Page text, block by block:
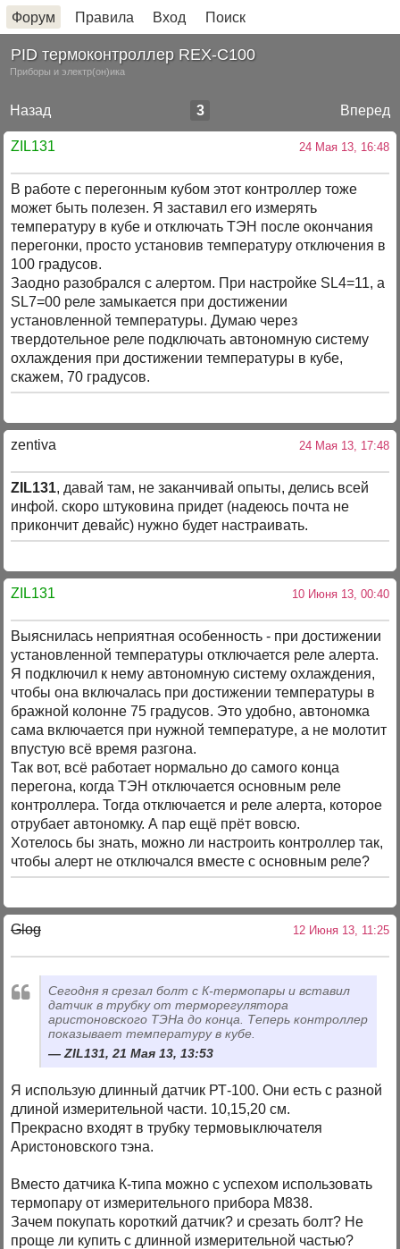
Форум Правила Вход Поиск
PID термоконтроллер REX-C100
Приборы и электр(он)ика
Назад Вперед
3
ZIL131 24 Мая 13, 16:48
В работе с перегонным кубом этот контроллер тоже
может быть полезен. Я заставил его измерять
температуру в кубе и отключать ТЭН после окончания
перегонки, просто установив температуру отключения в
100 градусов.
Заодно разобрался с алертом. При настройке SL4=11, а
SL7=00 реле замыкается при достижении
установленной температуры. Думаю через
твердотельное реле подключать автономную систему
охлаждения при достижении температуры в кубе,
скажем, 70 градусов.
zentiva 24 Мая 13, 17:48
ZIL131, давай там, не заканчивай опыты, делись всей
инфой. скоро штуковина придет (надеюсь почта не
прикончит девайс) нужно будет настраивать.
ZIL131 10 Июня 13, 00:40
Выяснилась неприятная особенность - при достижении
установленной температуры отключается реле алерта.
Я подключил к нему автономную систему охлаждения,
чтобы она включалась при достижении температуры в
бражной колонне 75 градусов. Это удобно, автономка
сама включается при нужной температуре, а не молотит
впустую всё время разгона.
Так вот, всё работает нормально до самого конца
перегона, когда ТЭН отключается основным реле
контроллера. Тогда отключается и реле алерта, которое
отрубает автономку. А пар ещё прёт вовсю.
Хотелось бы знать, можно ли настроить контроллер так,
чтобы алерт не отключался вместе с основным реле?
Glog 12 Июня 13, 11:25
Сегодня я срезал болт с К-термопары и вставил
датчик в трубку от терморегулятора
аристоновского ТЭНа до конца. Теперь контроллер
показывает температуру в кубе.
ZIL131, 21 Мая 13, 13:53
Я использую длинный датчик РТ-100. Они есть с разной
длиной измерительной части. 10,15,20 см.
Прекрасно входят в трубку термовыключателя
Аристоновского тэна.
Вместо датчика К-типа можно с успехом использовать
термопару от измерительного прибора М838.
Зачем покупать короткий датчик? и срезать болт? Не
проще ли купить с длинной измерительной частью?